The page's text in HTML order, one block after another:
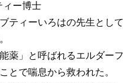
ィー博士
ティーいろはの先生として
薬」と呼ばれるエルダーフ
とで喘息から救われた。